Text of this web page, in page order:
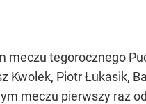
tegorocznego
Kwolek, Piotr Łukasik,
meczu pierwszy raz